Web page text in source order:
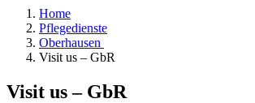
Home
Pflegedienste
Oberhausen
Visit us – GbR
Visit us – GbR